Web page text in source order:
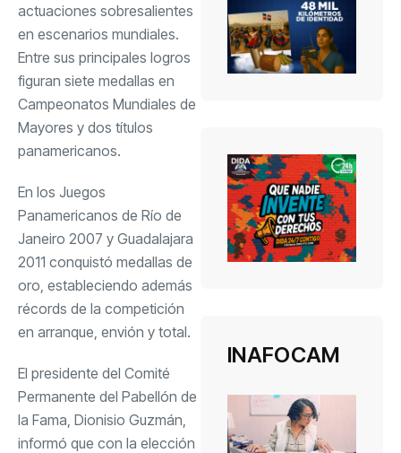
actuaciones sobresalientes
en escenarios mundiales.
Entre sus principales logros
figuran siete medallas en
Campeonatos Mundiales de
Mayores y dos títulos
panamericanos.
En los Juegos
Panamericanos de Río de
Janeiro 2007 y Guadalajara
2011 conquistó medallas de
oro, estableciendo además
récords de la competición
en arranque, envión y total.
El presidente del Comité
Permanente del Pabellón de
la Fama, Dionisio Guzmán,
informó que con la elección
INAFOCAM